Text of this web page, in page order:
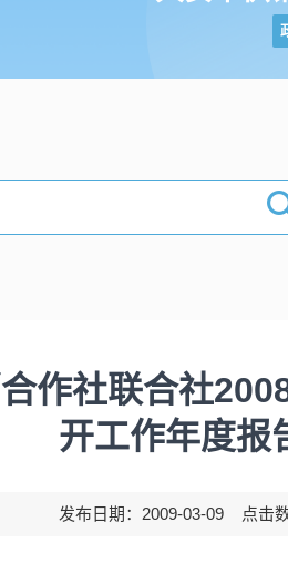
作社联合社
开工作年度报
发布日期：2009-03-09 点击